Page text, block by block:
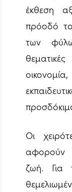
έκθεση
πρόοδό
των
Οι
αφορούν
ζωή. Για